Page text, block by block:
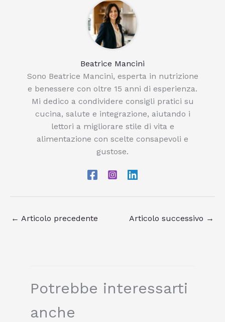
Beatrice Mancini
Sono Beatrice Mancini, esperta in nutrizione
e benessere con oltre 15 anni di esperienza.
Mi dedico a condividere consigli pratici su
cucina, salute e integrazione, aiutando i
lettori a migliorare stile di vita e
alimentazione con scelte consapevoli e
gustose.
← Articolo precedente Articolo successivo →
Potrebbe interessarti
anche